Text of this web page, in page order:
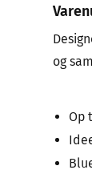
og
Op